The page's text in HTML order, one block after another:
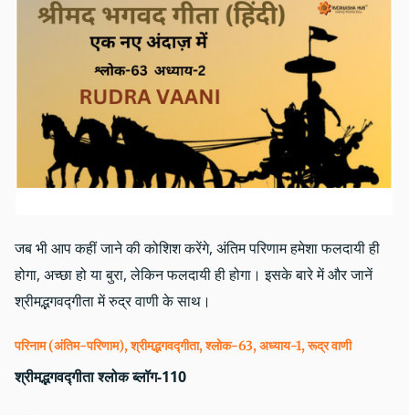
जब भी आप कहीं जाने की कोशिश करेंगे, अंतिम परिणाम हमेशा फलदायी ही
होगा, अच्छा हो या बुरा, लेकिन फलदायी ही होगा। इसके बारे में और जानें
श्रीमद्भगवद्गीता में रुद्र वाणी के साथ।
परिनाम (अंतिम-परिणाम), श्रीमद्भगवद्गीता, श्लोक-63, अध्याय-1, रूद्र वाणी
श्रीमद्भगवद्गीता श्लोक ब्लॉग-110